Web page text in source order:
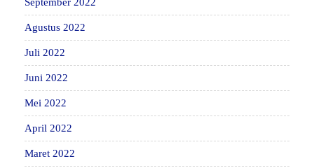
Agustus 2022
Juli 2022
Juni 2022
Mei 2022
April 2022
Maret 2022